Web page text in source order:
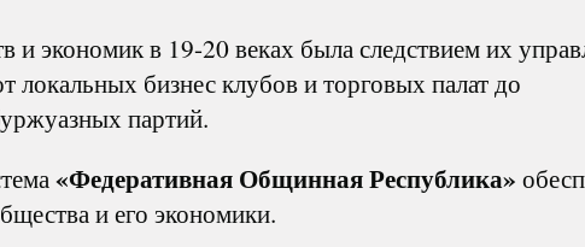
экономик в 19-20 веках была следствием их
локальных бизнес клубов и торговых палат до
партий.
«Федеративная Общинная Республика»
и его экономики.